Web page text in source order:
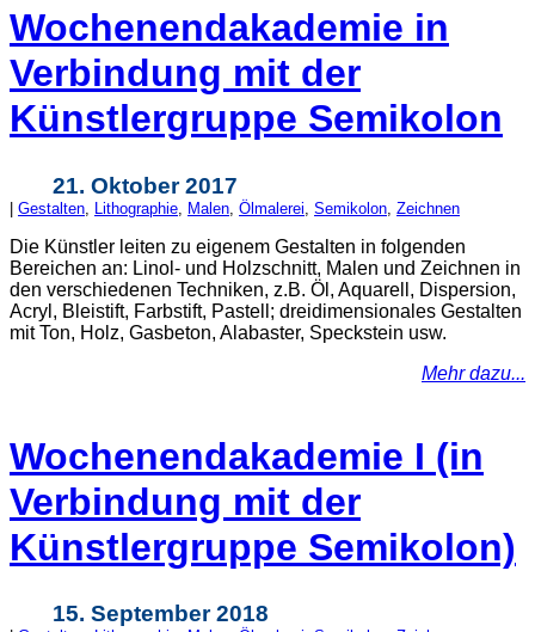
Wochenendakademie in
Verbindung mit der
Künstlergruppe Semikolon
21. Oktober 2017
| Gestalten Lithographie Malen Ölmalerei Semikolon Zeichnen
Die Künstler leiten zu eigenem Gestalten in folgenden
Bereichen an: Linol- und Holzschnitt, Malen und Zeichnen in
den verschiedenen Techniken, z.B. Öl, Aquarell, Dispersion,
Acryl, Bleistift, Farbstift, Pastell; dreidimensionales Gestalten
mit Ton, Holz, Gasbeton, Alabaster, Speckstein usw.
Mehr dazu...
Wochenendakademie I (in
Verbindung mit der
Künstlergruppe Semikolon)
15. September 2018